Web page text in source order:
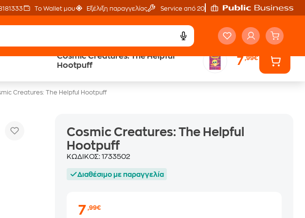
Το Wallet μου Εξέλιξη παραγγελίας Service από 20'
Cosmic Creatures: The Helpful
Hootpuff
7,99€
Δωρεάν Μεταφορικά
Creatures: The Helpful Hootpuff
Cosmic Creatures: The Helpful
Hootpuff
ΚΩΔΙΚΟΣ:1733502
Διαθέσιμο με παραγγελία
7,99€